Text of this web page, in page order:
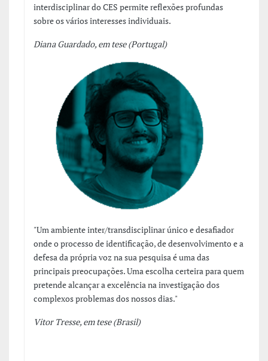
interdisciplinar do CES permite reflexões profundas
sobre os vários interesses individuais.
Diana Guardado, em tese (Portugal)
"Um ambiente inter/transdisciplinar único e desafiador
onde o processo de identificação, de desenvolvimento e a
defesa da própria voz na sua pesquisa é uma das
principais preocupações. Uma escolha certeira para quem
pretende alcançar a excelência na investigação dos
complexos problemas dos nossos dias."
Vitor Tresse, em tese (Brasil)